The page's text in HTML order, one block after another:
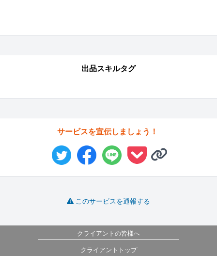
出品スキルタグ
サービスを宣伝しましょう！
このサービスを通報する
クライアントの皆様へ
クライアントトップ